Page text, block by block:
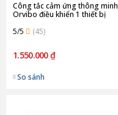
Công tắc cảm ứng thông minh
Orvibo điều khiển 1 thiết bị
5/5
(45)
1.550.000 ₫
So sánh